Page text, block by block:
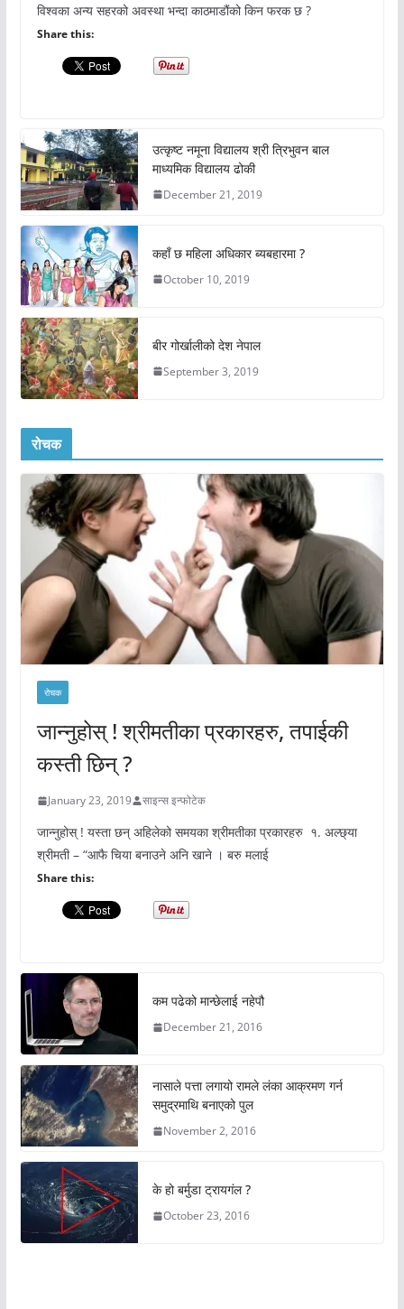
विश्वका अन्य सहरको अवस्था भन्दा काठमाडौंको किन फरक छ ?
Share this:
उत्कृष्ट नमूना विद्यालय श्री त्रिभुवन बाल
माध्यमिक विद्यालय ढोकी
December 21, 2019
कहाँ छ महिला अधिकार ब्यबहारमा ?
October 10, 2019
बीर गोर्खालीको देश नेपाल
September 3, 2019
रोचक
रोचक
जान्नुहोस् ! श्रीमतीका प्रकारहरु, तपाईकी
कस्ती छिन् ?
January 23, 2019 साइन्स इन्फोटेक
जान्नुहोस् ! यस्ता छन् अहिलेको समयका श्रीमतीका प्रकारहरु १. अल्छ्या
श्रीमती – “आफै चिया बनाउने अनि खाने । बरु मलाई
Share this:
कम पढेको मान्छेलाई नहेपौ
December 21, 2016
नासाले पत्ता लगायो रामले लंका आक्रमण गर्न
समुद्रमाथि बनाएको पुल
November 2, 2016
के हो बर्मुडा ट्रायगंल ?
October 23, 2016